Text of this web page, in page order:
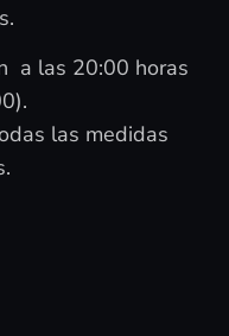
a las 20:00 horas
las medidas